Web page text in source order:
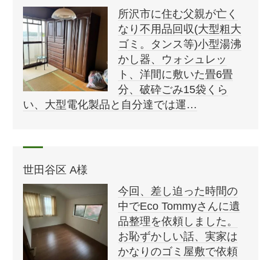
所沢市に住む父親が亡く
なり不用品回収(大型粗大
ゴミ。タンス等)小型湯沸
かし器、ウォシュレッ
ト、洋間に敷いた畳6畳
分、破砕ごみ15袋くら
い、大型電化製品と自分達では運…
世田谷区 A様
今回、差し迫った時間の
中でEco Tommyさんに遺
品整理を依頼しました。
お恥ずかしい話、実家は
かなりのゴミ屋敷で依頼